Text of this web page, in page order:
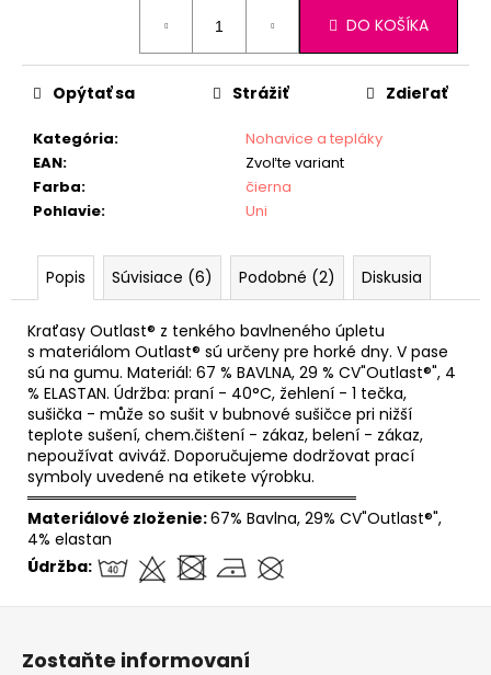
DO KOŠÍKA
Kategória:
Nohavice a tepláky
EAN:
Zvoľte variant
Farba:
čierna
Pohlavie: Uni
Opýtať sa Strážiť Zdieľať
Popis Súvisiace (6) Podobné (2) Diskusia
Kraťasy Outlast® z tenkého bavlneného úpletu
s materiálom Outlast® sú určeny pre horké dny. V pase
sú na gumu. Materiál: 67 % BAVLNA, 29 % CV"Outlast®", 4
% ELASTAN. Údržba: praní - 40°C, žehlení - 1 tečka,
sušička - může so sušit v bubnové sušičce pri nižší
teplote sušení, chem.čištení - zákaz, belení - zákaz,
nepoužívat aviváž. Doporučujeme dodržovat prací
symboly uvedené na etikete výrobku.
══════════════════════════════
Materiálové zloženie:67% Bavlna, 29% CV"Outlast®",
4% elastan
Údržba:
Zostaňte informovaní